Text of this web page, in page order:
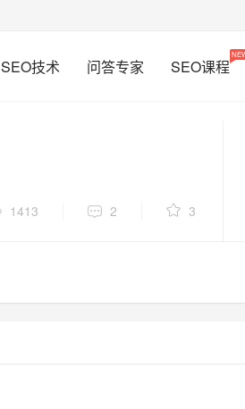
SEO技术 问答专家 SEO课程
1413 2 3